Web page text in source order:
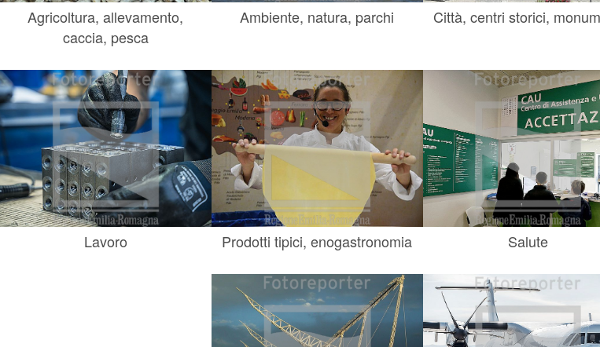
Agricoltura, allevamento,
caccia, pesca
Ambiente, natura, parchi Città, centri storici,
Lavoro Prodotti tipici, enogastronomia Salute